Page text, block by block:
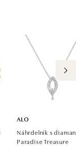
ALO
Náhrdelník s
Paradise Treasure